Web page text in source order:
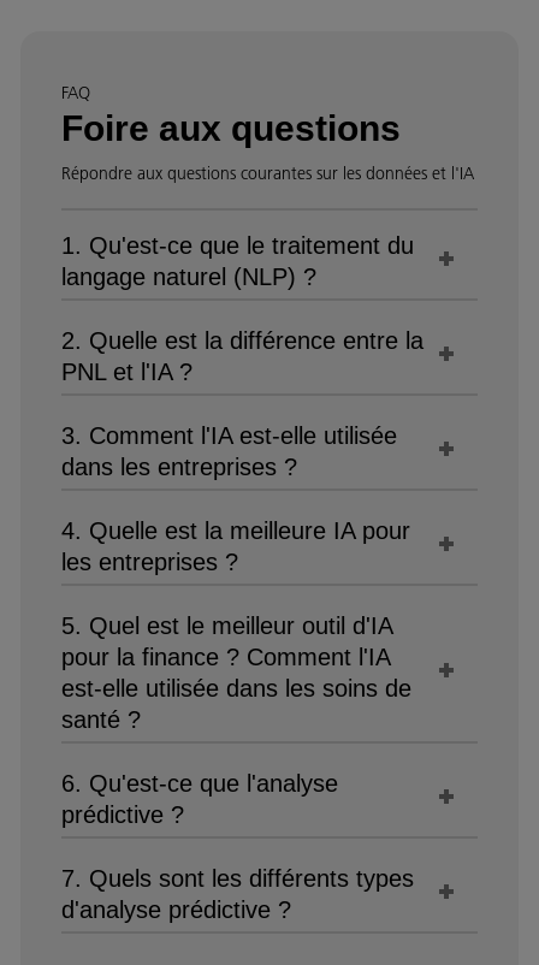
FAQ
Foire aux questions
Répondre aux questions courantes sur les données et l'IA
1. Qu'est-ce que le traitement du
langage naturel (NLP) ?
2. Quelle est la différence entre la
PNL et l'IA ?
3. Comment l'IA est-elle utilisée
dans les entreprises ?
4. Quelle est la meilleure IA pour
les entreprises ?
5. Quel est le meilleur outil d'IA
pour la finance ? Comment l'IA
est-elle utilisée dans les soins de
santé ?
6. Qu'est-ce que l'analyse
prédictive ?
7. Quels sont les différents types
d'analyse prédictive ?